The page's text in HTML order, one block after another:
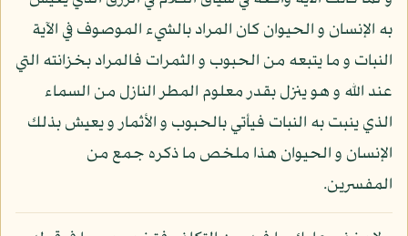
به الإنسان و الحيوان كان المراد بالشيء الموصوف في الآية
النبات و ما يتبعه من الحبوب و الثمرات فالمراد بخزانته التي
عند الله و هو ينزل بقدر معلوم المطر النازل من السماء
الذي ينبت به النبات فيأتي بالحبوب و الأثمار و يعيش بذلك
الإنسان و الحيوان هذا ملخص ما ذكره جمع من
المفسرين.